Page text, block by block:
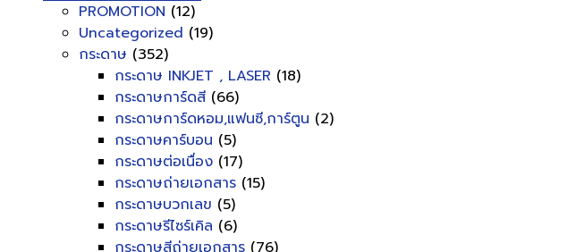
PROMOTION (12)
Uncategorized (19)
กระดาษ (352)
กระดาษ INKJET , LASER (18)
กระดาษการ์ดสี (66)
กระดาษการ์ดหอม,แฟนซี,การ์ตูน (2)
กระดาษคาร์บอน (5)
กระดาษต่อเนื่อง (17)
กระดาษถ่ายเอกสาร (15)
กระดาษบวกเลข (5)
กระดาษรีไซร์เคิล (6)
กระดาษสีถ่ายเอกสาร (76)